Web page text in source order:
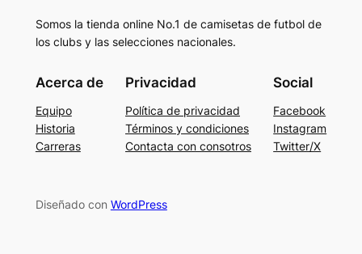
Somos la tienda online No.1 de camisetas de futbol de
los clubs y las selecciones nacionales.
Acerca de
Equipo
Historia
Carreras
Privacidad
Política de privacidad
Términos y condiciones
Contacta con consotros
Social
Facebook
Instagram
Twitter/X
Diseñado con WordPress